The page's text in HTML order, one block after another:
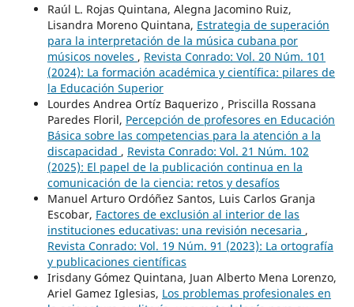
Raúl L. Rojas Quintana, Alegna Jacomino Ruiz,
Lisandra Moreno Quintana, Estrategia de superación
para la interpretación de la música cubana por
músicos noveles , Revista Conrado: Vol. 20 Núm. 101
(2024): La formación académica y científica: pilares de
la Educación Superior
Lourdes Andrea Ortíz Baquerizo , Priscilla Rossana
Paredes Floril, Percepción de profesores en Educación
Básica sobre las competencias para la atención a la
discapacidad , Revista Conrado: Vol. 21 Núm. 102
(2025): El papel de la publicación continua en la
comunicación de la ciencia: retos y desafíos
Manuel Arturo Ordóñez Santos, Luis Carlos Granja
Escobar, Factores de exclusión al interior de las
instituciones educativas: una revisión necesaria ,
Revista Conrado: Vol. 19 Núm. 91 (2023): La ortografía
y publicaciones científicas
Irisdany Gómez Quintana, Juan Alberto Mena Lorenzo,
Ariel Gamez Iglesias, Los problemas profesionales en